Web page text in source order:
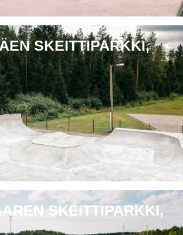
SKEITTIPARKKI,
SKEITTIPARKKI,